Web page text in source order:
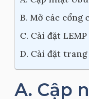
B. Mở các cổng
C. Cài đặt LEMP
D. Cài đặt
A. Cập